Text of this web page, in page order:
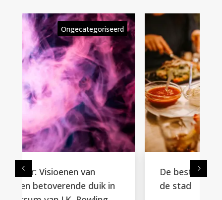
Ongecategoriseerd
De beste plekken voor lunch in
de stad